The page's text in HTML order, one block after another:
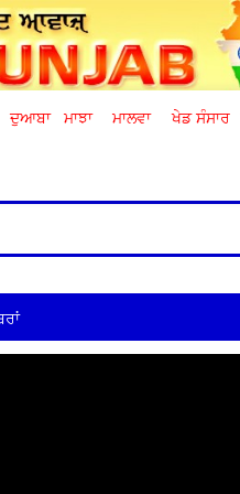
ਦੁਆਬਾ ਮਾਝਾ ਮਾਲਵਾ ਖੇਡ ਸੰਸਾਰ